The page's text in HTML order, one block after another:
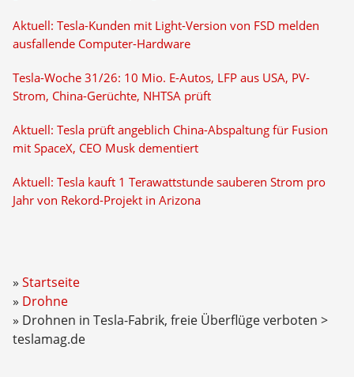
Aktuell: Tesla-Kunden mit Light-Version von FSD melden
ausfallende Computer-Hardware
Tesla-Woche 31/26: 10 Mio. E-Autos, LFP aus USA, PV-
Strom, China-Gerüchte, NHTSA prüft
Aktuell: Tesla prüft angeblich China-Abspaltung für Fusion
mit SpaceX, CEO Musk dementiert
Aktuell: Tesla kauft 1 Terawattstunde sauberen Strom pro
Jahr von Rekord-Projekt in Arizona
Startseite
Drohne
Drohnen in Tesla-Fabrik, freie Überflüge verboten >
teslamag.de